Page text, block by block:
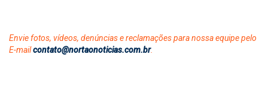
Envie fotos, vídeos, denúncias e reclamações para nossa equipe pelo
E-mailcontato@nortaonoticias.com.br.